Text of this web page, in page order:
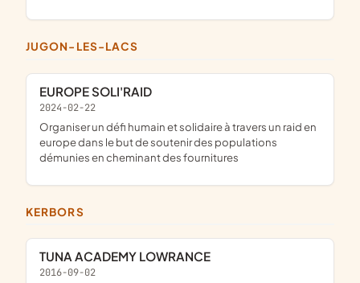
JUGON-LES-LACS
EUROPE SOLI'RAID
2024-02-22
organiser un défi humain et solidaire à travers un raid en
europe dans le but de soutenir des populations
démunies en cheminant des fournitures
KERBORS
TUNA ACADEMY LOWRANCE
2016-09-02